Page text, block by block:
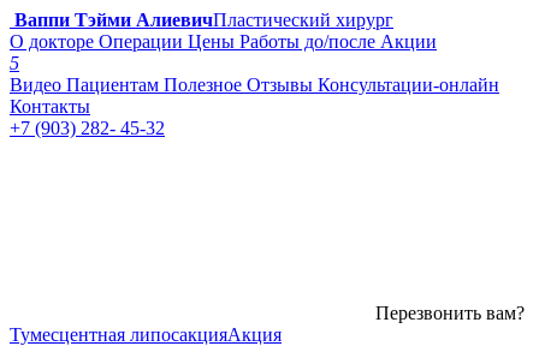
Ваппи Тэйми АлиевичПластический хирург
О докторе Операции Цены Работы до/после Акции
5
Видео Пациентам Полезное Отзывы Консультации-онлайн
Контакты
+7 (903) 282- 45-32
Перезвонить вам?
Тумесцентная липосакцияАкция